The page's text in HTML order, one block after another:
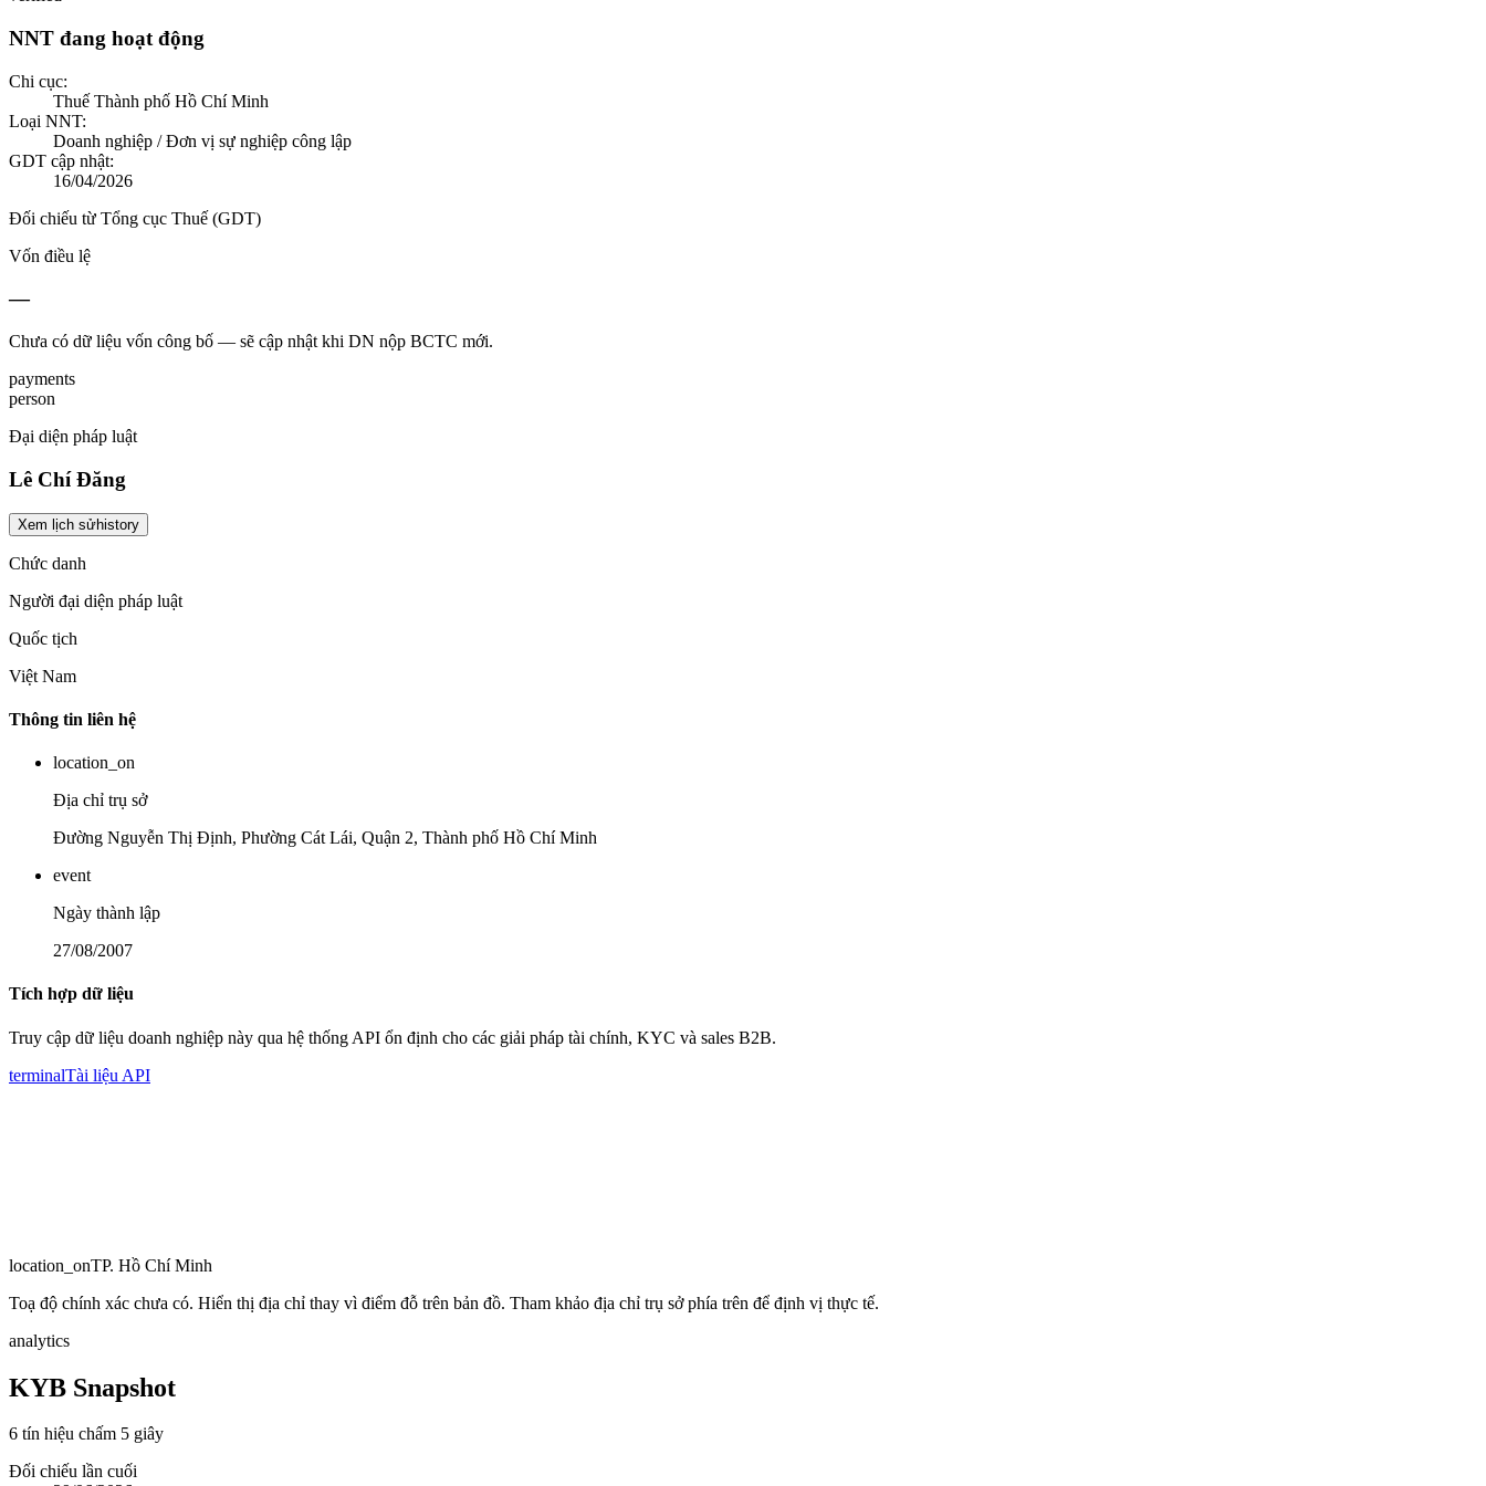
NNT đang hoạt động
Chi cục:
Thuế Thành phố Hồ Chí Minh
Loại NNT:
Doanh nghiệp / Đơn vị sự nghiệp công lập
GDT cập nhật:
16/04/2026
Đối chiếu từ Tổng cục Thuế (GDT)
Vốn điều lệ
—
Chưa có dữ liệu vốn công bố — sẽ cập nhật khi DN nộp BCTC mới.
payments
person
Đại diện pháp luật
Lê Chí Đăng
Xem lịch sửhistory
Chức danh
Người đại diện pháp luật
Quốc tịch
Việt Nam
Thông tin liên hệ
location_on
Địa chỉ trụ sở
Đường Nguyễn Thị Định, Phường Cát Lái, Quận 2, Thành phố Hồ Chí Minh
event
Ngày thành lập
27/08/2007
Tích hợp dữ liệu
Truy cập dữ liệu doanh nghiệp này qua hệ thống API ổn định cho các giải pháp tài chính, KYC và sales B2B.
terminalTài liệu API
location_onTP. Hồ Chí Minh
Toạ độ chính xác chưa có. Hiển thị địa chỉ thay vì điểm đỗ trên bản đồ. Tham khảo địa chỉ trụ sở phía trên để định vị thực tế.
analytics
KYB Snapshot
6 tín hiệu chấm 5 giây
Đối chiếu lần cuối